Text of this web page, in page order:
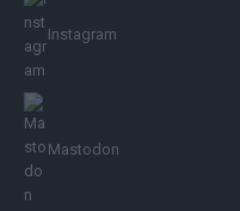
Instagram
Mastodon